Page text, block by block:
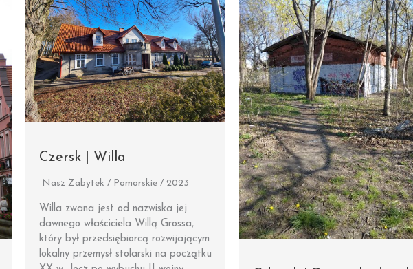
Czersk | Willa
Nasz Zabytek / Pomorskie / 2023
Willa zwana jest od nazwiska jej
dawnego właściciela Willą Grossa,
który był przedsiębiorcą rozwijającym
lokalny przemysł stolarski na początku